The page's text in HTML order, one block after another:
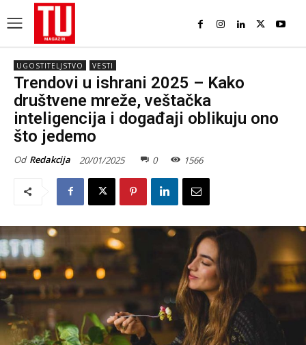
UGOSTITELJSTVO VESTI
Trendovi u ishrani 2025 – Kako
društvene mreže, veštačka
inteligencija i događaji oblikuju ono
što jedemo
Od Redakcija 20/01/2025 0 1566